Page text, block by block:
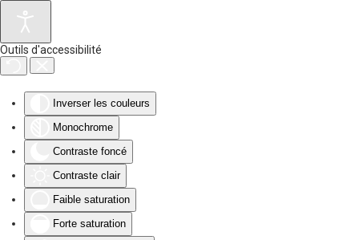
Outils d'accessibilité
Inverser les couleurs
Monochrome
Contraste foncé
Contraste clair
Faible saturation
Forte saturation
Accéder au contenu principal